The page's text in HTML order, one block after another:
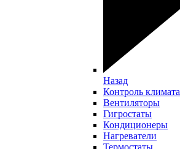
Назад
Контроль климата
Вентиляторы
Гигростаты
Кондиционеры
Нагреватели